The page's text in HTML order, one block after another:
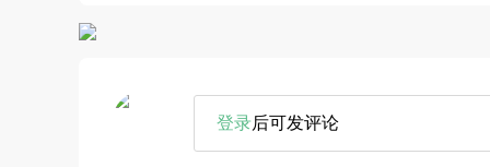
登录后可发评论